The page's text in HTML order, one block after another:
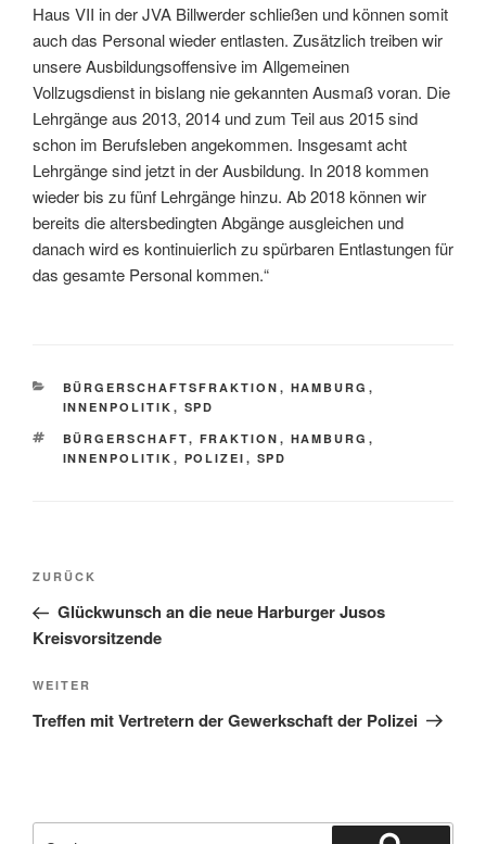
Haus VII in der JVA Billwerder schließen und können somit
auch das Personal wieder entlasten. Zusätzlich treiben wir
unsere Ausbildungsoffensive im Allgemeinen
Vollzugsdienst in bislang nie gekannten Ausmaß voran. Die
Lehrgänge aus 2013, 2014 und zum Teil aus 2015 sind
schon im Berufsleben angekommen. Insgesamt acht
Lehrgänge sind jetzt in der Ausbildung. In 2018 kommen
wieder bis zu fünf Lehrgänge hinzu. Ab 2018 können wir
bereits die altersbedingten Abgänge ausgleichen und
danach wird es kontinuierlich zu spürbaren Entlastungen für
das gesamte Personal kommen.“
KATEGORIEN
BÜRGERSCHAFTSFRAKTION , HAMBURG ,
INNENPOLITIK , SPD
SCHLAGWÖRTER
BÜRGERSCHAFT, FRAKTION , HAMBURG ,
INNENPOLITIK , POLIZEI , SPD
Beitragsnavigation
Vorheriger
Beitrag
ZURÜCK
Glückwunsch an die neue Harburger Jusos
Kreisvorsitzende
Nächster
Beitrag
WEITER
Treffen mit Vertretern der Gewerkschaft der Polizei